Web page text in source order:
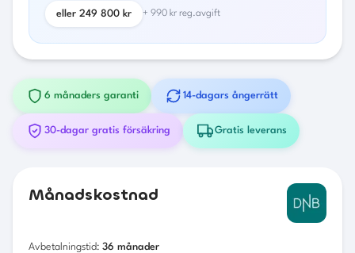
eller 249 800 kr + 990 kr reg.avgift
6 månaders garanti 14-dagars ångerrätt
30-dagar gratis försäkring Gratis leverans
Månadskostnad
Avbetalningstid: 36 månader